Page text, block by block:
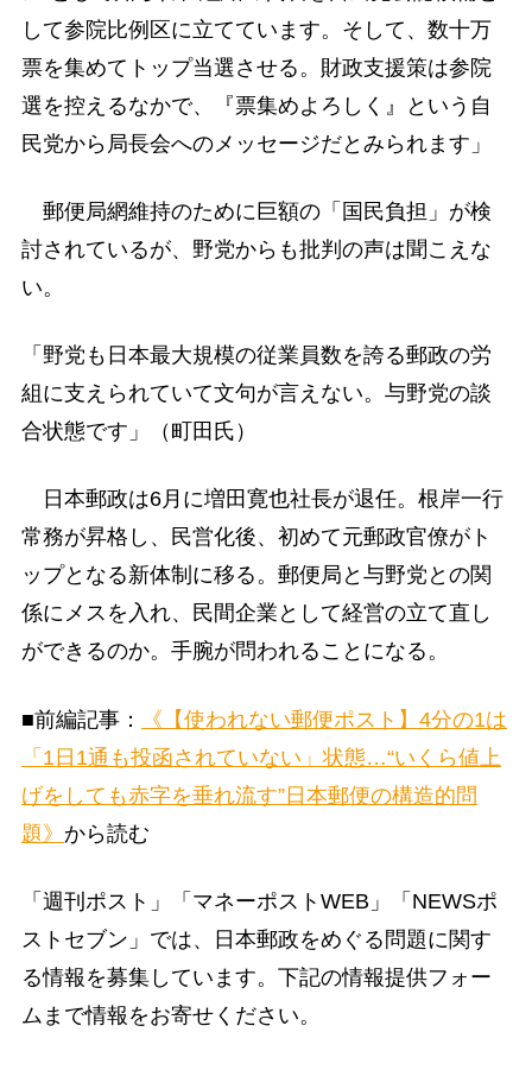
して参院比例区に立てています。そして、数十万
票を集めてトップ当選させる。財政支援策は参院
選を控えるなかで、『票集めよろしく』という自
民党から局長会へのメッセージだとみられます」
郵便局網維持のために巨額の「国民負担」が検
討されているが、野党からも批判の声は聞こえな
い。
「野党も日本最大規模の従業員数を誇る郵政の労
組に支えられていて文句が言えない。与野党の談
合状態です」（町田氏）
日本郵政は6月に増田寛也社長が退任。根岸一行
常務が昇格し、民営化後、初めて元郵政官僚がト
ップとなる新体制に移る。郵便局と与野党との関
係にメスを入れ、民間企業として経営の立て直し
ができるのか。手腕が問われることになる。
■前編記事：
《【使われない郵便ポスト】4分の1は
「1日1通も投函されていない」状態…“いくら値上
げをしても赤字を垂れ流す”日本郵便の構造的問
題》 から読む
「週刊ポスト」「マネーポストWEB」「NEWSポ
ストセブン」では、日本郵政をめぐる問題に関す
る情報を募集しています。下記の情報提供フォー
ムまで情報をお寄せください。